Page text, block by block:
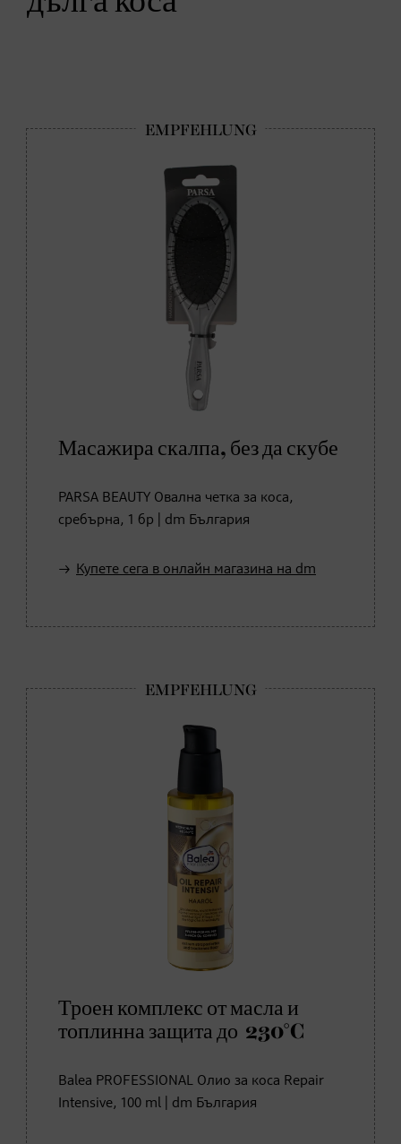
Масажира скалпа, без да скубе
PARSA BEAUTY Овална четка за коса,
сребърна, 1 бр | dm България
Купете сега в онлайн магазина на dm
Троен комплекс от масла и
топлинна защита до 230°C
Balea PROFESSIONAL Олио за коса Repair
Intensive, 100 ml | dm България